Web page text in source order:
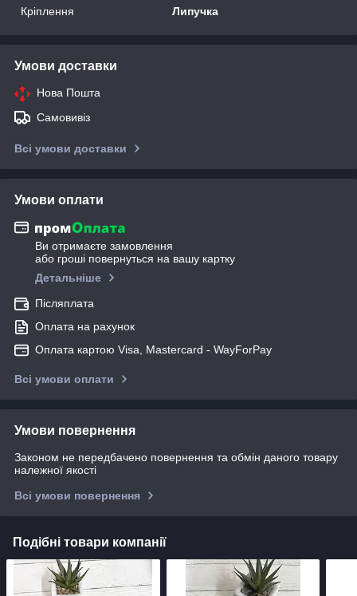
Кріплення
Липучка
Умови доставки
Нова Пошта
Самовивіз
Всі умови доставки
Умови оплати
Ви отримаєте замовлення
або гроші повернуться на вашу картку
Детальніше
Післяплата
Оплата на рахунок
Оплата картою Visa, Mastercard - WayForPay
Всі умови оплати
Умови повернення
Законом не передбачено повернення та обмін даного товару
належної якості
Всі умови повернення
Подібні товари компанії